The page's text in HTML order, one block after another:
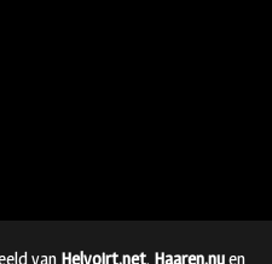
van Helvoirt.net, Haaren.nuen